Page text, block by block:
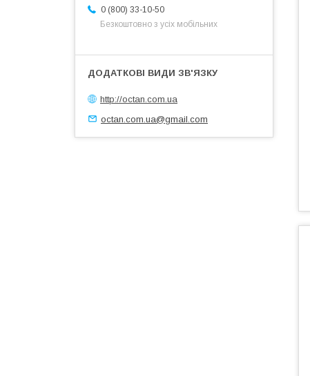
0 (800) 33-10-50
Безкоштовно з усіх мобільних
http://octan.com.ua
octan.com.ua@gmail.com